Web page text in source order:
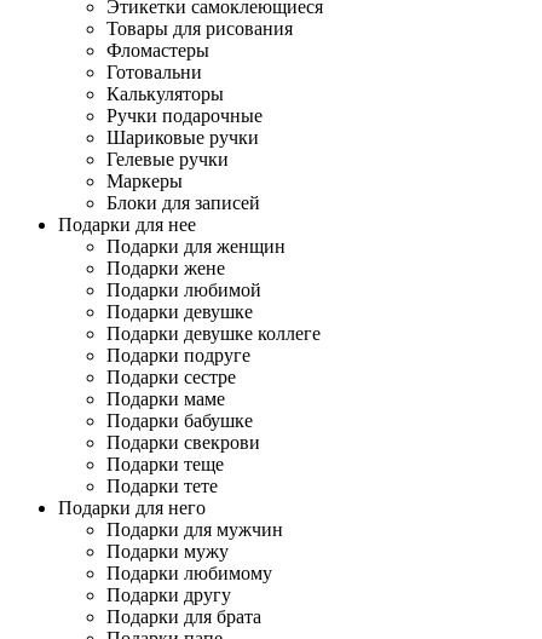
Этикетки самоклеющиеся
Товары для рисования
Фломастеры
Готовальни
Калькуляторы
Ручки подарочные
Шариковые ручки
Гелевые ручки
Маркеры
Блоки для записей
Подарки для нее
Подарки для женщин
Подарки жене
Подарки любимой
Подарки девушке
Подарки девушке коллеге
Подарки подруге
Подарки сестре
Подарки маме
Подарки бабушке
Подарки свекрови
Подарки теще
Подарки тете
Подарки для него
Подарки для мужчин
Подарки мужу
Подарки любимому
Подарки другу
Подарки для брата